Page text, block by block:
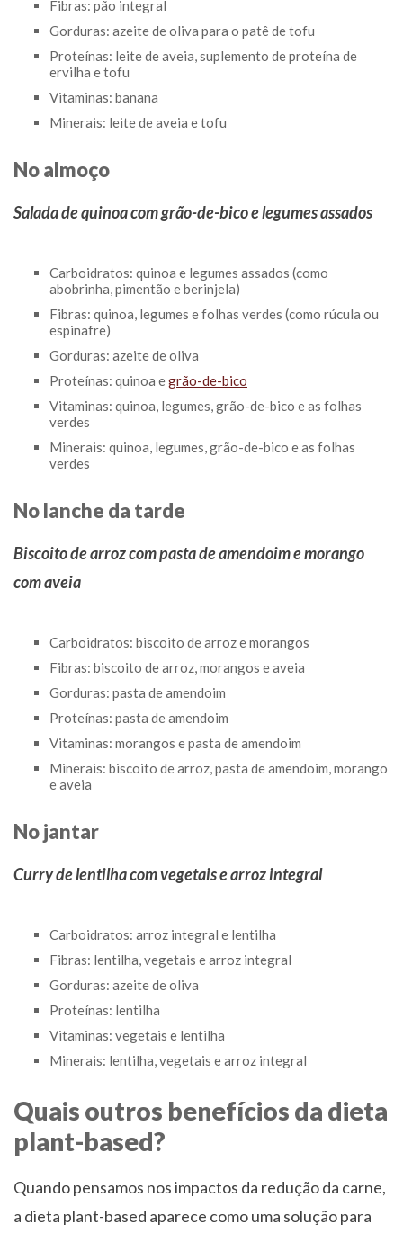
Fibras: pão integral
Gorduras: azeite de oliva para o patê de tofu
Proteínas: leite de aveia, suplemento de proteína de
ervilha e tofu
Vitaminas: banana
Minerais: leite de aveia e tofu
No almoço
Salada de quinoa com grão-de-bico e legumes assados
Carboidratos: quinoa e legumes assados (como
abobrinha, pimentão e berinjela)
Fibras: quinoa, legumes e folhas verdes (como rúcula ou
espinafre)
Gorduras: azeite de oliva
Proteínas: quinoa egrão-de-bico
Vitaminas: quinoa, legumes, grão-de-bico e as folhas
verdes
Minerais: quinoa, legumes, grão-de-bico e as folhas
verdes
No lanche da tarde
Biscoito de arroz com pasta de amendoim e morango
com aveia
Carboidratos: biscoito de arroz e morangos
Fibras: biscoito de arroz, morangos e aveia
Gorduras: pasta de amendoim
Proteínas: pasta de amendoim
Vitaminas: morangos e pasta de amendoim
Minerais: biscoito de arroz, pasta de amendoim, morango
e aveia
No jantar
Curry de lentilha com vegetais e arroz integral
Carboidratos: arroz integral e lentilha
Fibras: lentilha, vegetais e arroz integral
Gorduras: azeite de oliva
Proteínas: lentilha
Vitaminas: vegetais e lentilha
Minerais: lentilha, vegetais e arroz integral
Quais outros benefícios da dieta
plant-based?
Quando pensamos nos impactos da redução da carne,
a dieta plant-based aparece como uma solução para